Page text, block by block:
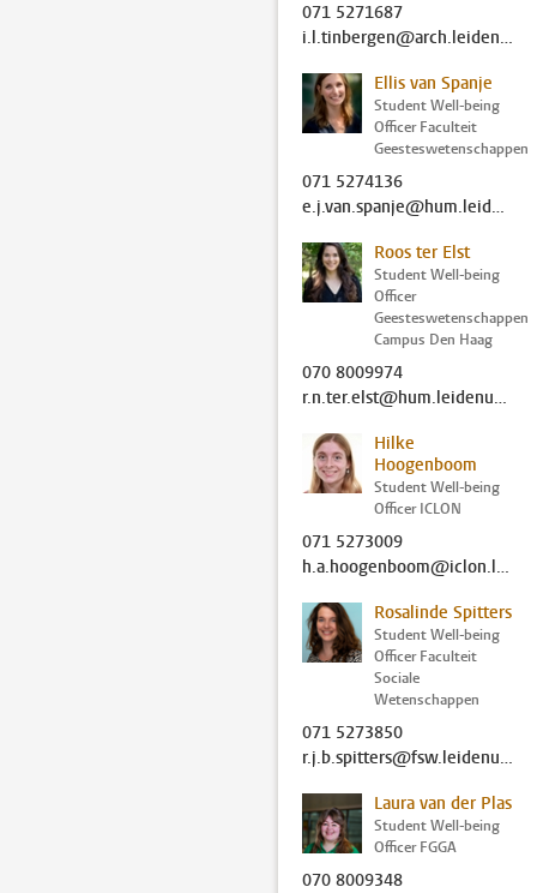
071 5271687
i.l.tinbergen@arch.leidenuniv.nl
Ellis van Spanje
Student Well-being
Officer Faculteit
Geesteswetenschappen
071 5274136
e.j.van.spanje@hum.leidenuniv.nl
Roos ter Elst
Student Well-being
Officer
Geesteswetenschappen
Campus Den Haag
070 8009974
r.n.ter.elst@hum.leidenuniv.nl
Hilke
Hoogenboom
Student Well-being
Officer ICLON
071 5273009
h.a.hoogenboom@iclon.leidenuniv.nl
Rosalinde Spitters
Student Well-being
Officer Faculteit
Sociale
Wetenschappen
071 5273850
r.j.b.spitters@fsw.leidenuniv.nl
Laura van der Plas
Student Well-being
Officer FGGA
070 8009348